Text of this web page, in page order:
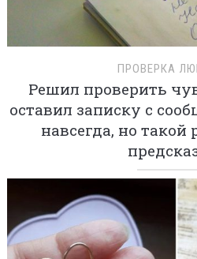
ПРОВЕРКА
Решил проверить
оставил записку с
навсегда, но такой